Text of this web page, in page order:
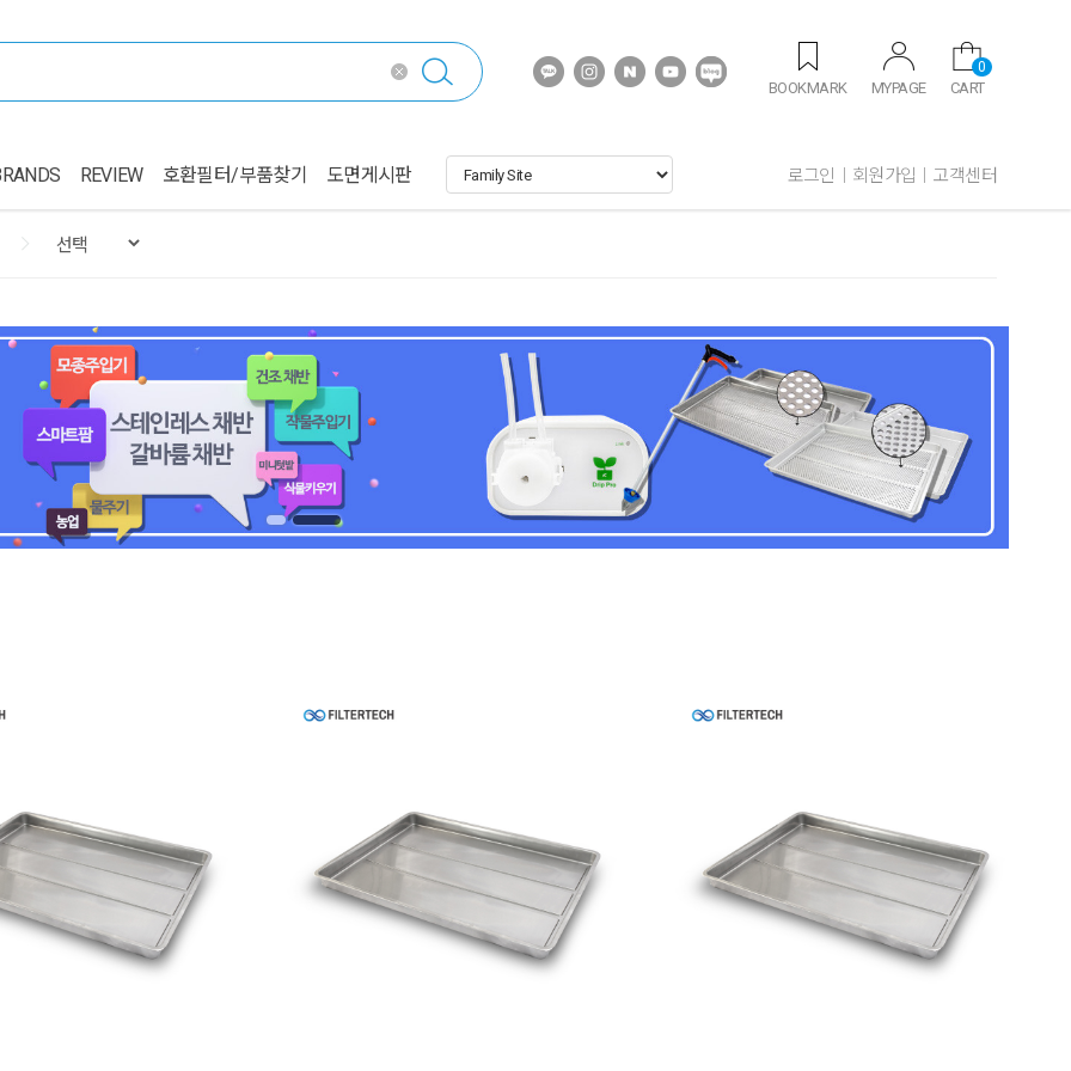
BOOKMARK MYPAGE CART
0
REVIEW 호환필터/부품찾기 도면게시판 로그인 회원가입 고객센터